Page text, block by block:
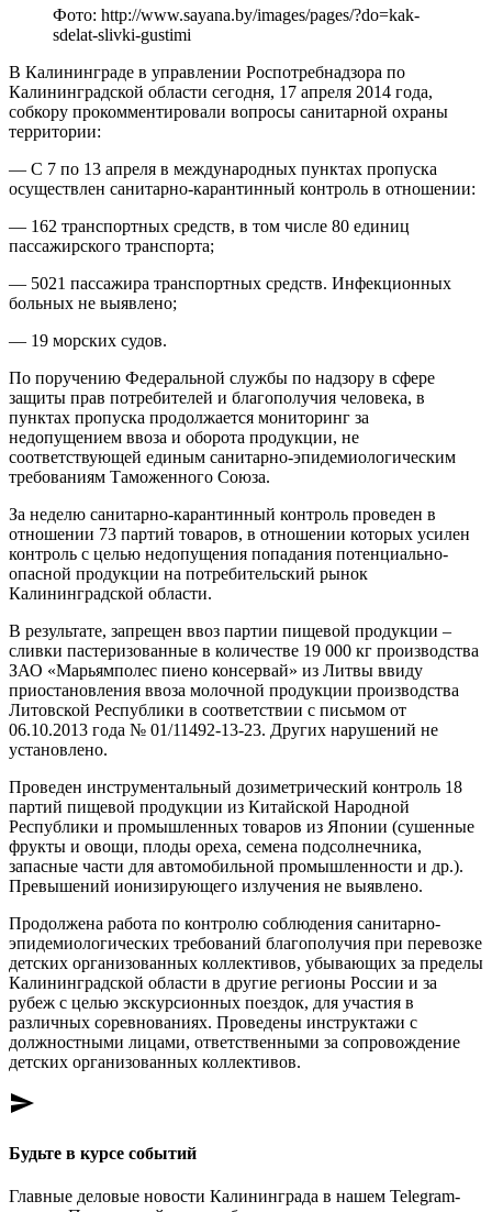
Фото: http://www.sayana.by/images/pages/?do=kak-
sdelat-slivki-gustimi
В Калининграде в управлении Роспотребнадзора по
Калининградской области сегодня, 17 апреля 2014 года,
собкору прокомментировали вопросы санитарной охраны
территории:
— С 7 по 13 апреля в международных пунктах пропуска
осуществлен санитарно-карантинный контроль в отношении:
— 162 транспортных средств, в том числе 80 единиц
пассажирского транспорта;
— 5021 пассажира транспортных средств. Инфекционных
больных не выявлено;
— 19 морских судов.
По поручению Федеральной службы по надзору в сфере
защиты прав потребителей и благополучия человека, в
пунктах пропуска продолжается мониторинг за
недопущением ввоза и оборота продукции, не
соответствующей единым санитарно-эпидемиологическим
требованиям Таможенного Союза.
За неделю санитарно-карантинный контроль проведен в
отношении 73 партий товаров, в отношении которых усилен
контроль с целью недопущения попадания потенциально-
опасной продукции на потребительский рынок
Калининградской области.
В результате, запрещен ввоз партии пищевой продукции –
сливки пастеризованные в количестве 19 000 кг производства
ЗАО «Марьямполес пиено консервай» из Литвы ввиду
приостановления ввоза молочной продукции производства
Литовской Республики в соответствии с письмом от
06.10.2013 года № 01/11492-13-23. Других нарушений не
установлено.
Проведен инструментальный дозиметрический контроль 18
партий пищевой продукции из Китайской Народной
Республики и промышленных товаров из Японии (сушенные
фрукты и овощи, плоды ореха, семена подсолнечника,
запасные части для автомобильной промышленности и др.).
Превышений ионизирующего излучения не выявлено.
Продолжена работа по контролю соблюдения санитарно-
эпидемиологических требований благополучия при перевозке
детских организованных коллективов, убывающих за пределы
Калининградской области в другие регионы России и за
рубеж с целью экскурсионных поездок, для участия в
различных соревнованиях. Проведены инструктажи с
должностными лицами, ответственными за сопровождение
детских организованных коллективов.
send
Будьте в курсе событий
Главные деловые новости Калининграда в нашем Telegram-